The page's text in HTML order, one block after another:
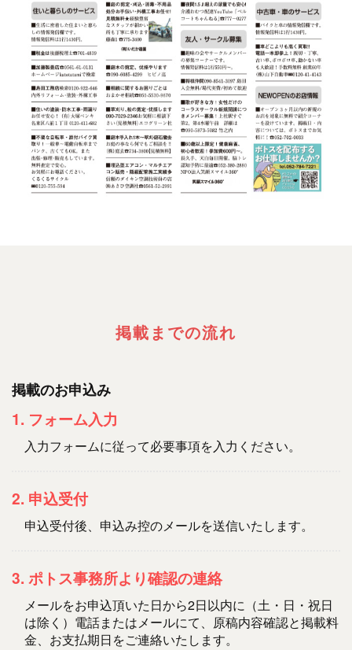
掲載までの流れ
掲載のお申込み
1. フォーム入力
入力フォームに従って必要事項を入力ください。
2. 申込受付
申込受付後、申込み控のメールを送信いたします。
3. ポトス事務所より確認の連絡
メールをお申込頂いた日から2日以内に（土・日・祝日
は除く）電話またはメールにて、原稿内容確認と掲載料
金、お支払期日をご連絡いたします。